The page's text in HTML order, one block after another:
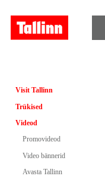
Visit Tallinn
Trükised
Videod
Promovideod
Video bännerid
Avasta Tallinn